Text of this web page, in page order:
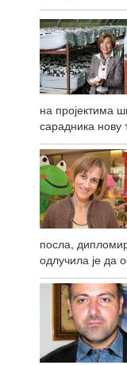
на пројектима
сарадника нову
посла,
одлучила је да